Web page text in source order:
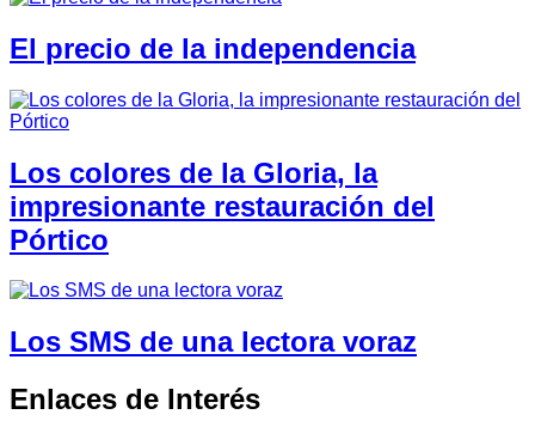
El precio de la independencia
Los colores de la Gloria, la
impresionante restauración del
Pórtico
Los SMS de una lectora voraz
Enlaces de Interés